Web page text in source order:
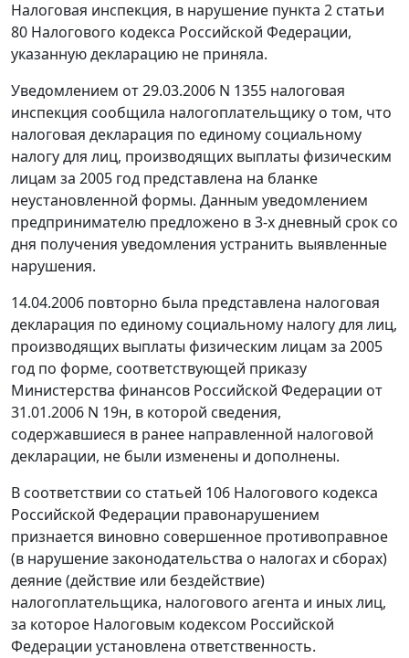
Налоговая инспекция, в нарушение пункта 2 статьи
80 Налогового кодекса Российской Федерации,
указанную декларацию не приняла.
Уведомлением от 29.03.2006 N 1355 налоговая
инспекция сообщила налогоплательщику о том, что
налоговая декларация по единому социальному
налогу для лиц, производящих выплаты физическим
лицам за 2005 год представлена на бланке
неустановленной формы. Данным уведомлением
предпринимателю предложено в 3-х дневный срок со
дня получения уведомления устранить выявленные
нарушения.
14.04.2006 повторно была представлена налоговая
декларация по единому социальному налогу для лиц,
производящих выплаты физическим лицам за 2005
год по форме, соответствующей приказу
Министерства финансов Российской Федерации от
31.01.2006 N 19н, в которой сведения,
содержавшиеся в ранее направленной налоговой
декларации, не были изменены и дополнены.
В соответствии со статьей 106 Налогового кодекса
Российской Федерации правонарушением
признается виновно совершенное противоправное
(в нарушение законодательства о налогах и сборах)
деяние (действие или бездействие)
налогоплательщика, налогового агента и иных лиц,
за которое Налоговым кодексом Российской
Федерации установлена ответственность.